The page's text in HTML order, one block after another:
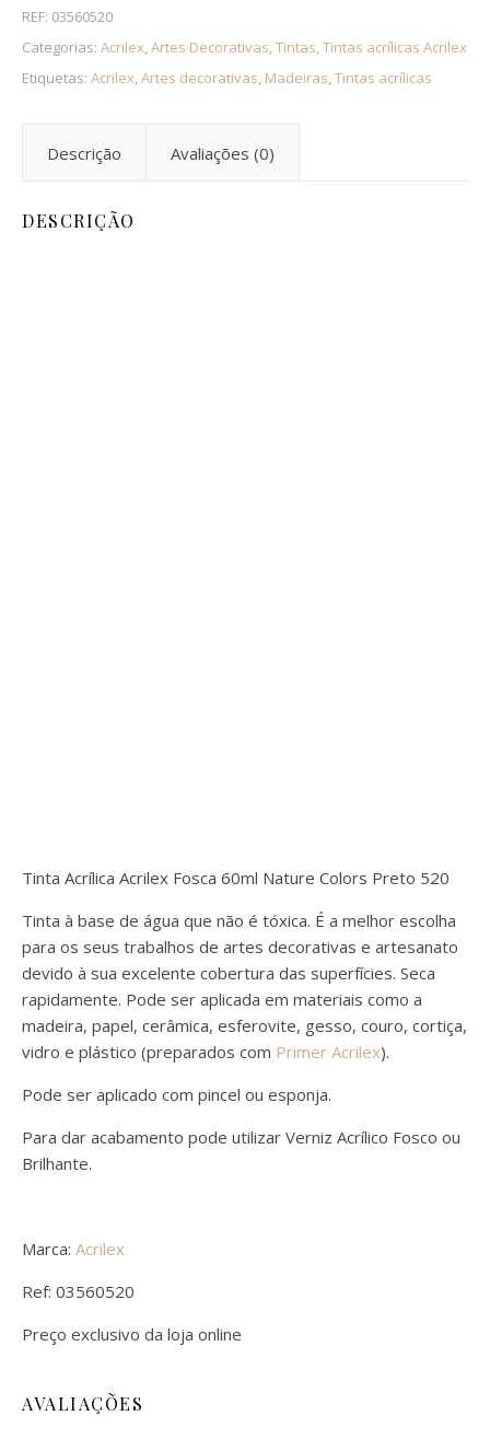
REF: 03560520
Categorias: Acrilex,Artes Decorativas,Tintas,Tintas acrílicas Acrilex
Etiquetas: Acrilex,Artes decorativas, Madeiras,Tintas acrílicas
Descrição Avaliações (0)
DESCRIÇÃO
Tinta Acrílica Acrilex Fosca 60ml Nature Colors Preto 520
Tinta à base de água que não é tóxica. É a melhor escolha
para os seus trabalhos de artes decorativas e artesanato
devido à sua excelente cobertura das superfícies. Seca
rapidamente. Pode ser aplicada em materiais como a
madeira, papel, cerâmica, esferovite, gesso, couro, cortiça,
vidro e plástico (preparados com Primer Acrilex).
Pode ser aplicado com pincel ou esponja.
Para dar acabamento pode utilizar Verniz Acrílico Fosco ou
Brilhante.
Marca: Acrilex
Ref: 03560520
Preço exclusivo da loja online
AVALIAÇÕES